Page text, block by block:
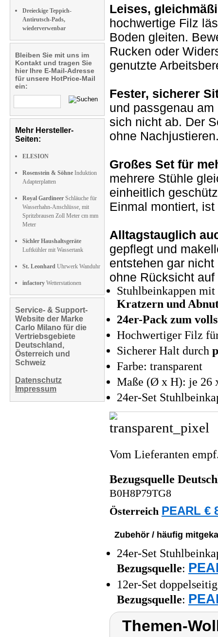
Dreieckige Teppich-
Antirutsch-Pads,
wiederverwenbar
Bleiben Sie mit uns im
Kontakt und tragen Sie
hier Ihre E-Mail-Adresse
für unsere HotPrice-Mail
ein:
Mehr Hersteller-
Seiten:
ELESION
Rosenstein & Söhne Induktion
Adapterplatten
Royal Gardineer Schläuche für
Wasserhahn-Anschlüsse, mit
Spritzbrausen Zoll Meter cm mm
Meter
Sichler Haushaltsgeräte
Luftkühler mit Wassertank
St. Leonhard Uhrwerk Wanduhr
infactory Wetterstationen
Service- & Support-
Website der Marke
Carlo Milano für die
Vertriebsgebiete
Deutschland,
Österreich und
Schweiz
Datenschutz
Impressum
Leises,
hochwertige Filz
Boden gleiten.
Rucken oder
genutzte
Fester, sicherer
und passgenau
sich nicht ab. Der
ohne
Großes Set für
mehrere Stühle
einheitlich
Einmal montiert,
Alltagstauglich
gepflegt und
entstehen gar
ohne Rücksicht
Stuhlbeinkappen
Kratzern und
24er-Pack zum
Hochwertiger Filz
Sicherer Halt durch
Farbe: transparent
Maße (Ø x H): je 26
24er-Set
Vom Lieferanten
Bezugsquelle
B0H8P79TG8
Österreich PEARL €
Zubehör / häufig
24er-Set
Bezugsquelle:
12er-Set
Bezugsquelle:
Themen-